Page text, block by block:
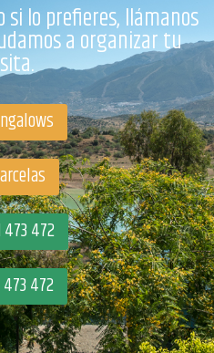
lo prefieres, llámanos
a organizar tu
473 472
473 472